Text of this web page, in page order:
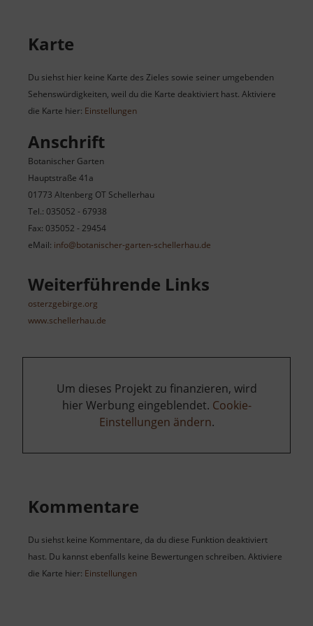
Karte
Du siehst hier keine Karte des Zieles sowie seiner umgebenden
Sehenswürdigkeiten, weil du die Karte deaktiviert hast. Aktiviere
die Karte hier: Einstellungen
Anschrift
Botanischer Garten
Hauptstraße 41a
01773 Altenberg OT Schellerhau
Tel.: 035052 - 67938
Fax: 035052 - 29454
eMail: info@botanischer-garten-schellerhau.de
Weiterführende Links
osterzgebirge.org
www.schellerhau.de
Um dieses Projekt zu finanzieren, wird
hier Werbung eingeblendet. Cookie-
Einstellungen ändern.
Kommentare
Du siehst keine Kommentare, da du diese Funktion deaktiviert
hast. Du kannst ebenfalls keine Bewertungen schreiben. Aktiviere
die Karte hier: Einstellungen